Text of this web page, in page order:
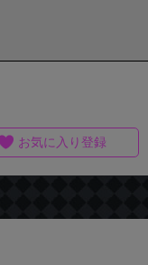
お気に入り登録